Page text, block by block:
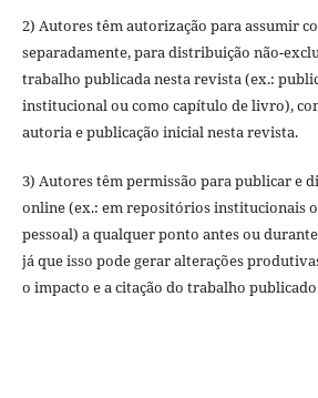
2) Autores têm autorização para assumir
separadamente, para distribuição não-
trabalho publicada nesta revista (ex.:
institucional ou como capítulo de livro),
autoria e publicação inicial nesta revista.
3) Autores têm permissão para publicar e
online (ex.: em repositórios institucionais
pessoal) a qualquer ponto antes ou
já que isso pode gerar alterações
o impacto e a citação do trabalho